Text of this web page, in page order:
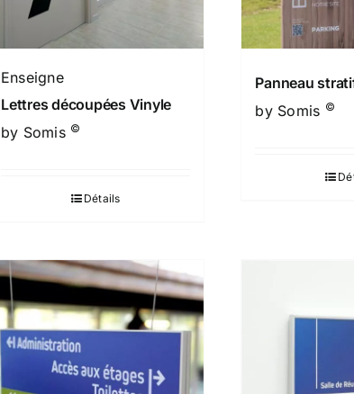
Enseigne
Lettres découpées Vinyle
by Somis ©
Détails
Panneau
by Somis ©